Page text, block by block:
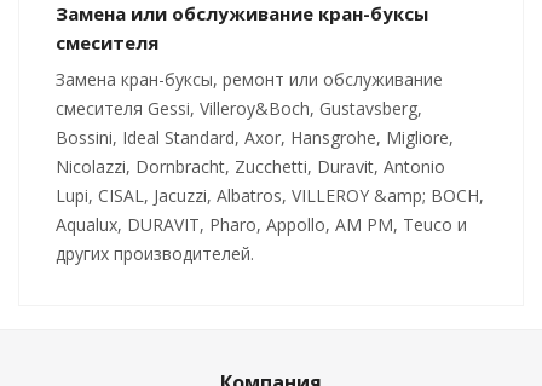
Замена или обслуживание кран-буксы
смесителя
Замена кран-буксы, ремонт или обслуживание
смесителя Gessi, Villeroy&Boch, Gustavsberg,
Bossini, Ideal Standard, Axor, Hansgrohe, Migliore,
Nicolazzi, Dornbracht, Zucchetti, Duravit, Antonio
Lupi, CISAL, Jacuzzi, Albatros, VILLEROY &amp; BOCH,
Aqualux, DURAVIT, Pharo, Appollo, AM PM, Teuco и
других производителей.